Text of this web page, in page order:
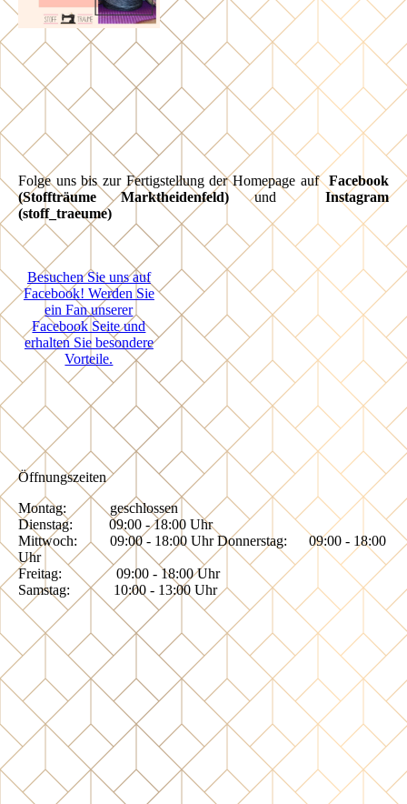
Folge uns bis zur Fertigstellung der Homepage auf Facebook
(Stoffträume Marktheidenfeld) und Instagram
(stoff_traeume)
Besuchen Sie uns auf
Facebook! Werden Sie
ein Fan unserer
Facebook Seite und
erhalten Sie besondere
Vorteile.
Öffnungszeiten
Montag: geschlossen
Dienstag: 09:00 - 18:00 Uhr
Mittwoch: 09:00 - 18:00 Uhr Donnerstag: 09:00 - 18:00
Uhr
Freitag: 09:00 - 18:00 Uhr
Samstag: 10:00 - 13:00 Uhr